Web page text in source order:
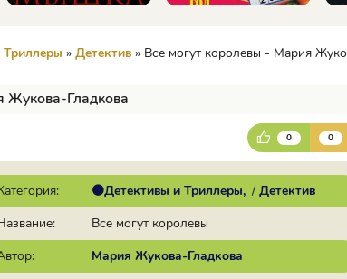
Триллеры » Детектив » Все могут королевы - Мария Жукова-
Жукова-Гладкова
0 0
🟠Детективы и Триллеры / Детектив
Все могут королевы
Мария Жукова-Гладкова